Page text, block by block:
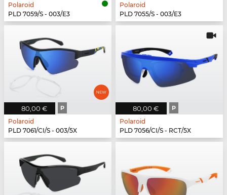
Polaroid
PLD 7059/S - 003/E3
Polaroid
PLD 7055/S - 003/E3
80,00 € P
Polaroid
PLD 7061/CI/S - 003/5X
80,00 € P
Polaroid
PLD 7056/CI/S - RCT/5X